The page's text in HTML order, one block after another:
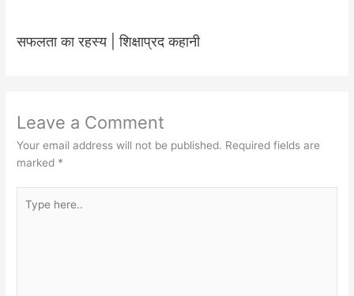
सफलता का रहस्य | शिक्षाप्रद कहानी
Leave a Comment
Your email address will not be published. Required fields are
marked *
here..